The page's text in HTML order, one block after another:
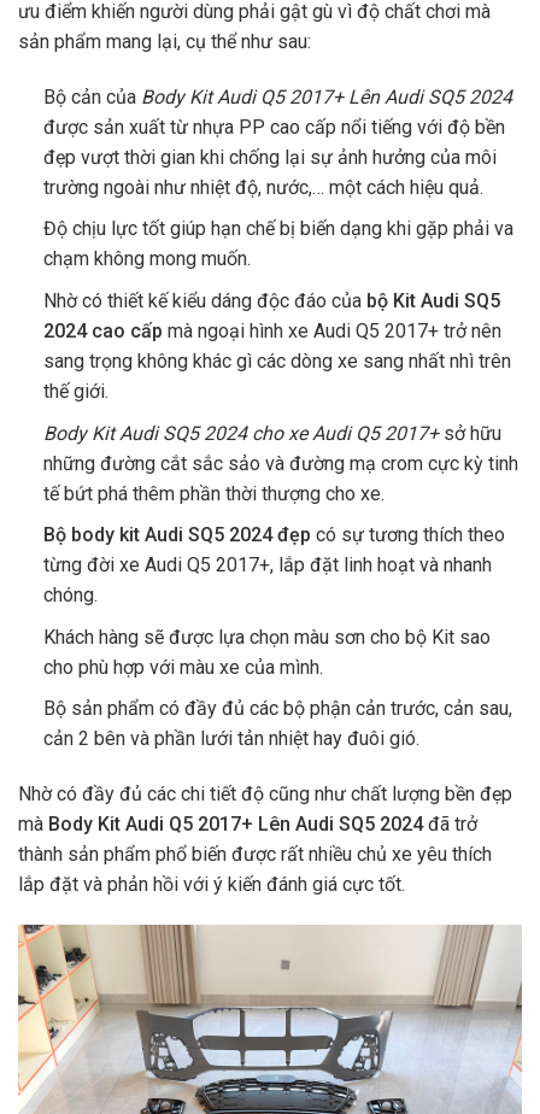
ưu điểm khiến người dùng phải gật gù vì độ chất chơi mà
sản phẩm mang lại, cụ thể như sau:
Bộ cản của Body Kit Audi Q5 2017+ Lên Audi SQ5 2024
được sản xuất từ nhựa PP cao cấp nổi tiếng với độ bền
đẹp vượt thời gian khi chống lại sự ảnh hưởng của môi
trường ngoài như nhiệt độ, nước,… một cách hiệu quả.
Độ chịu lực tốt giúp hạn chế bị biến dạng khi gặp phải va
chạm không mong muốn.
Nhờ có thiết kế kiểu dáng độc đáo của bộ Kit Audi SQ5
2024 cao cấp mà ngoại hình xe Audi Q5 2017+ trở nên
sang trọng không khác gì các dòng xe sang nhất nhì trên
thế giới.
Body Kit Audi SQ5 2024 cho xe Audi Q5 2017+ sở hữu
những đường cắt sắc sảo và đường mạ crom cực kỳ tinh
tế bứt phá thêm phần thời thượng cho xe.
Bộ body kit Audi SQ5 2024 đẹp có sự tương thích theo
từng đời xe Audi Q5 2017+, lắp đặt linh hoạt và nhanh
chóng.
Khách hàng sẽ được lựa chọn màu sơn cho bộ Kit sao
cho phù hợp với màu xe của mình.
Bộ sản phẩm có đầy đủ các bộ phận cản trước, cản sau,
cản 2 bên và phần lưới tản nhiệt hay đuôi gió.
Nhờ có đầy đủ các chi tiết độ cũng như chất lượng bền đẹp
mà Body Kit Audi Q5 2017+ Lên Audi SQ5 2024đã trở
thành sản phẩm phổ biến được rất nhiều chủ xe yêu thích
lắp đặt và phản hồi với ý kiến đánh giá cực tốt.